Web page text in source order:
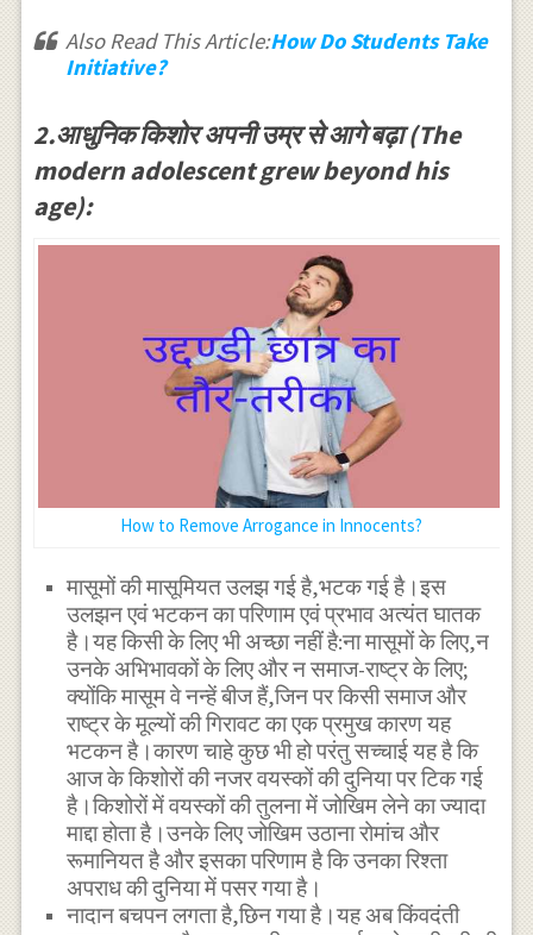
Also Read This Article:How Do Students Take
Initiative?
2.आधुनिक किशोर अपनी उम्र से आगे बढ़ा (The
modern adolescent grew beyond his
age):
How to Remove Arrogance in Innocents?
मासूमों की मासूमियत उलझ गई है,भटक गई है।इस
उलझन एवं भटकन का परिणाम एवं प्रभाव अत्यंत घातक
है।यह किसी के लिए भी अच्छा नहीं है:ना मासूमों के लिए,न
उनके अभिभावकों के लिए और न समाज-राष्ट्र के लिए;
क्योंकि मासूम वे नन्हें बीज हैं,जिन पर किसी समाज और
राष्ट्र के मूल्यों की गिरावट का एक प्रमुख कारण यह
भटकन है।कारण चाहे कुछ भी हो परंतु सच्चाई यह है कि
आज के किशोरों की नजर वयस्कों की दुनिया पर टिक गई
है।किशोरों में वयस्कों की तुलना में जोखिम लेने का ज्यादा
माद्दा होता है।उनके लिए जोखिम उठाना रोमांच और
रूमानियत है और इसका परिणाम है कि उनका रिश्ता
अपराध की दुनिया में पसर गया है।
नादान बचपन लगता है,छिन गया है।यह अब किंवदंती